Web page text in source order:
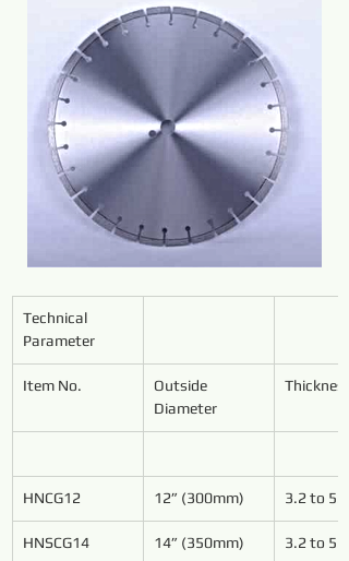
Technical
Parameter
Item No.
Outside
Diameter
Thickness
HNCG12 12” (300mm) 3.2 to 5.4
HNSCG14 14” (350mm) 3.2 to 5.4